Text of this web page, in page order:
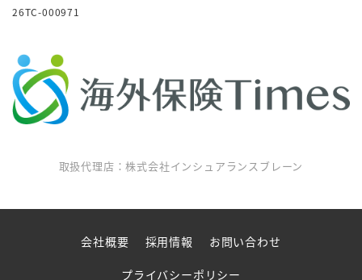
26TC-000971
取扱代理店：株式会社インシュアランスブレーン
会社概要 採用情報 お問い合わせ
プライバシーポリシー